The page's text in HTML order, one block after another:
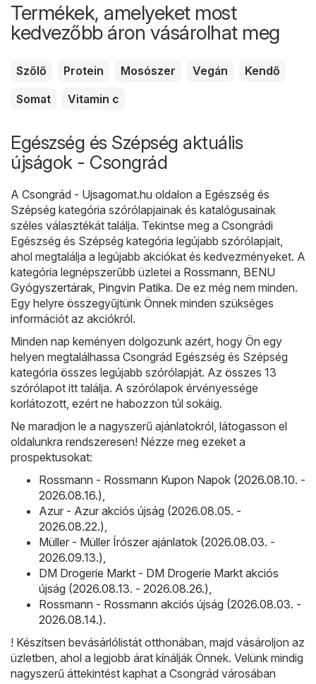
Termékek, amelyeket most
kedvezőbb áron vásárolhat meg
Szőlő Protein Mosószer Vegán
Kendő
Somat
Vitamin c
Egészség és Szépség aktuális
újságok - Csongrád
A Csongrád - Ujsagomat.hu oldalon a Egészség és
Szépség kategória szórólapjainak és katalógusainak
széles választékát találja. Tekintse meg a Csongrádi
Egészség és Szépség kategória legújabb szórólapjait,
ahol megtalálja a legújabb akciókat és kedvezményeket. A
kategória legnépszerűbb üzletei a Rossmann, BENU
Gyógyszertárak, Pingvin Patika. De ez még nem minden.
Egy helyre összegyűjtünk Önnek minden szükséges
információt az akciókról.
Minden nap keményen dolgozunk azért, hogy Ön egy
helyen megtalálhassa Csongrád Egészség és Szépség
kategória összes legújabb szórólapját. Az összes 13
szórólapot itt találja. A szórólapok érvényessége
korlátozott, ezért ne habozzon túl sokáig.
Ne maradjon le a nagyszerű ajánlatokról, látogasson el
oldalunkra rendszeresen! Nézze meg ezeket a
prospektusokat:
Rossmann - Rossmann Kupon Napok (2026.08.10. -
2026.08.16.),
Azur - Azur akciós újság (2026.08.05. -
2026.08.22.),
Müller - Müller Írószer ajánlatok (2026.08.03. -
2026.09.13.),
DM Drogerie Markt - DM Drogerie Markt akciós
újság (2026.08.13. - 2026.08.26.),
Rossmann - Rossmann akciós újság (2026.08.03. -
2026.08.14.).
! Készítsen bevásárlólistát otthonában, majd vásároljon az
üzletben, ahol a legjobb árat kínálják Önnek. Velünk mindig
nagyszerű áttekintést kaphat a Csongrád városában